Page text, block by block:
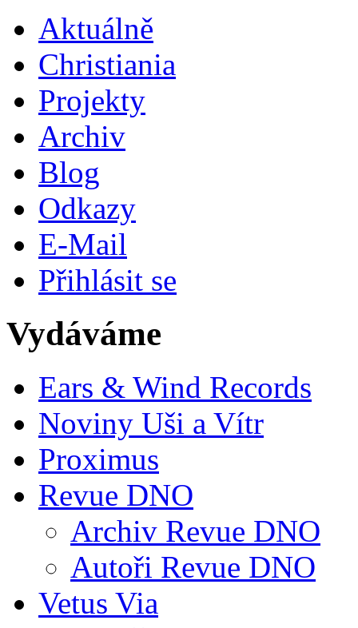
Aktuálně
Christiania
Projekty
Archiv
Blog
Odkazy
E-Mail
Přihlásit se
Vydáváme
Ears & Wind Records
Noviny Uši a Vítr
Proximus
Revue DNO
Archiv Revue DNO
Autoři Revue DNO
Vetus Via